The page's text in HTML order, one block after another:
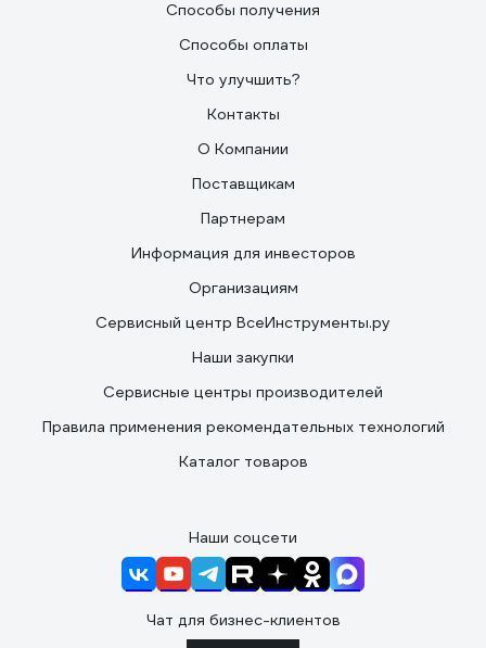
Способы получения
Способы оплаты
Что улучшить?
Контакты
О Компании
Поставщикам
Партнерам
Информация для инвесторов
Организациям
Сервисный центр ВсеИнструменты.ру
Наши закупки
Сервисные центры производителей
Правила применения рекомендательных технологий
Каталог товаров
Наши соцсети
Чат для бизнес-клиентов